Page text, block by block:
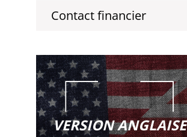
Contact financier
VERSION ANGLAISE